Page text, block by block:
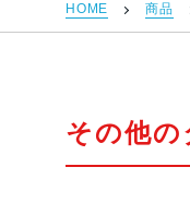
HOME 商品
その他の